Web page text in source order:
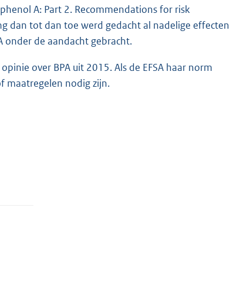
A: Part 2. Recommendations for risk
dan tot dan toe werd gedacht al nadelige effecten
onder de aandacht gebracht.
over BPA uit 2015. Als de EFSA haar norm
maatregelen nodig zijn.